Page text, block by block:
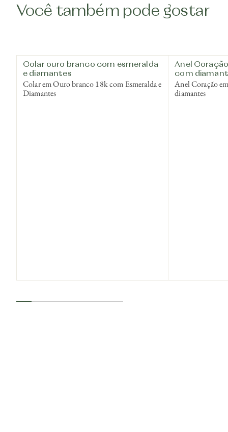
Você também pode gostar
Colar ouro branco com esmeralda
e diamantes
Colar em Ouro branco 18k com Esmeralda e
Diamantes
Anel
com
Anel Coração
diamantes